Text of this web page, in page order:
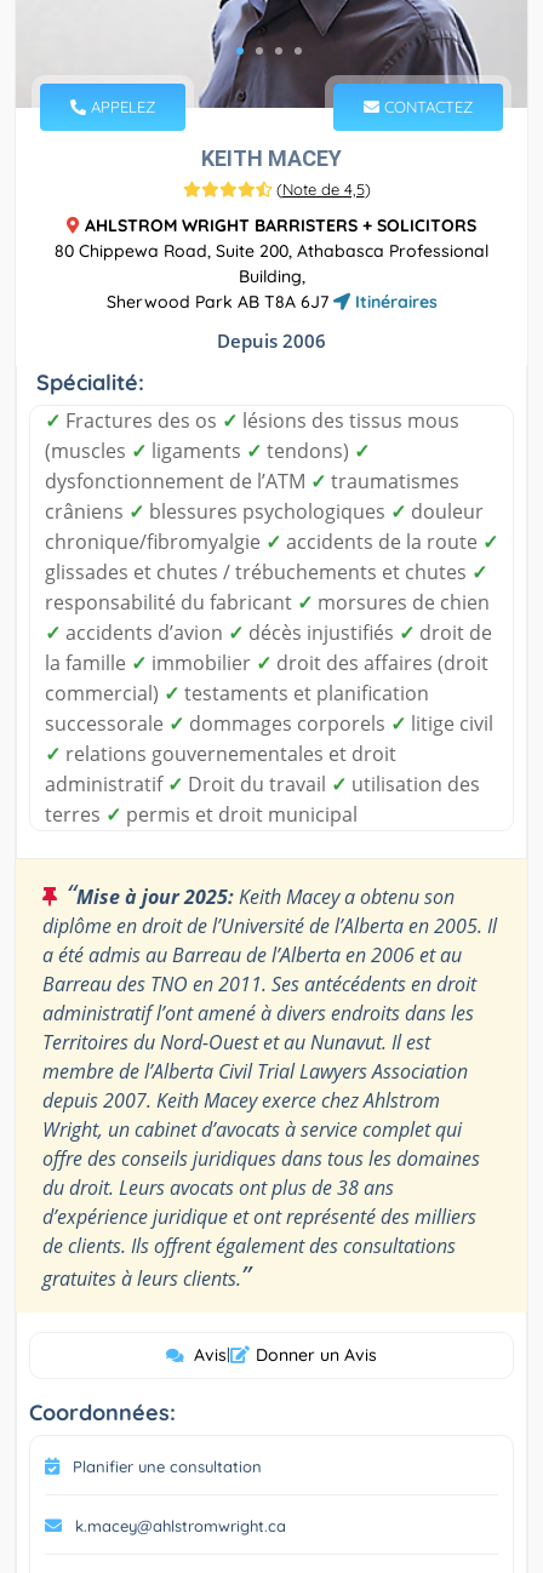
APPELEZ CONTACTEZ
KEITH MACEY
(Note de 4,5)
AHLSTROM WRIGHT BARRISTERS + SOLICITORS
80 Chippewa Road, Suite 200, Athabasca Professional
Building,
Sherwood Park AB T8A 6J7
Itinéraires
Depuis 2006
Spécialité:
✓ Fractures des os ✓ lésions des tissus mous
(muscles ✓ ligaments ✓ tendons) ✓
dysfonctionnement de l’ATM ✓ traumatismes
crâniens ✓ blessures psychologiques ✓ douleur
chronique/fibromyalgie ✓ accidents de la route ✓
glissades et chutes / trébuchements et chutes ✓
responsabilité du fabricant ✓ morsures de chien
✓ accidents d’avion ✓ décès injustifiés ✓ droit de
la famille ✓ immobilier ✓ droit des affaires (droit
commercial) ✓ testaments et planification
successorale ✓ dommages corporels ✓ litige civil
✓ relations gouvernementales et droit
administratif ✓ Droit du travail ✓ utilisation des
terres ✓ permis et droit municipal
“Mise à jour 2025:Keith Macey a obtenu son
diplôme en droit de l’Université de l’Alberta en 2005. Il
a été admis au Barreau de l’Alberta en 2006 et au
Barreau des TNO en 2011. Ses antécédents en droit
administratif l’ont amené à divers endroits dans les
Territoires du Nord-Ouest et au Nunavut. Il est
membre de l’Alberta Civil Trial Lawyers Association
depuis 2007. Keith Macey exerce chez Ahlstrom
Wright, un cabinet d’avocats à service complet qui
offre des conseils juridiques dans tous les domaines
du droit. Leurs avocats ont plus de 38 ans
d’expérience juridique et ont représenté des milliers
de clients. Ils offrent également des consultations
gratuites à leurs clients.”
Avis| Donner un Avis
Coordonnées:
Planifier une consultation
k.macey@ahlstromwright.ca